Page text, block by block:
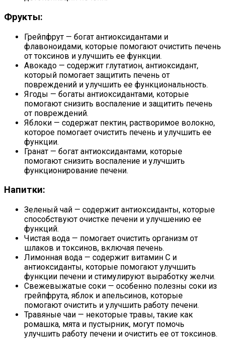
Фрукты:
Грейпфрут — богат антиоксидантами и
флавоноидами, которые помогают очистить печень
от токсинов и улучшить ее функции.
Авокадо — содержит глутатион, антиоксидант,
который помогает защитить печень от
повреждений и улучшить ее функциональность.
Ягоды — богаты антиоксидантами, которые
помогают снизить воспаление и защитить печень
от повреждений.
Яблоки — содержат пектин, растворимое волокно,
которое помогает очистить печень и улучшить ее
функции.
Гранат — богат антиоксидантами, которые
помогают снизить воспаление и улучшить
функционирование печени.
Напитки:
Зеленый чай — содержит антиоксиданты, которые
способствуют очистке печени и улучшению ее
функций.
Чистая вода — помогает очистить организм от
шлаков и токсинов, включая печень.
Лимонная вода — содержит витамин C и
антиоксиданты, которые помогают улучшить
функции печени и стимулируют выработку желчи.
Свежевыжатые соки — особенно полезны соки из
грейпфрута, яблок и апельсинов, которые
помогают очистить и улучшить работу печени.
Травяные чаи — некоторые травы, такие как
ромашка, мята и пустырник, могут помочь
улучшить работу печени и очистить ее от токсинов.